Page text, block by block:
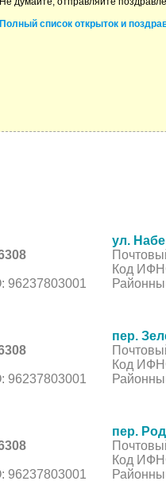
Полный список открыток и
96237803001
ул.
Код
96237803001
пер.
Код
96237803001
пер.
Код